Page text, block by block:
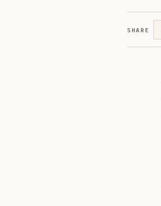
SHARE